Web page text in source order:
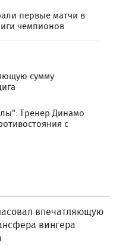
первые матчи в
чемпионов
сумму
Тренер Динамо
с
впечатляющую
вингера